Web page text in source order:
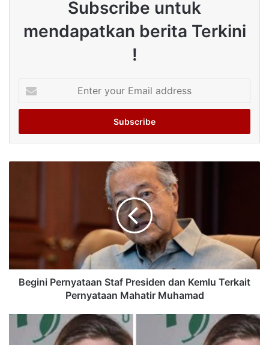
Subscribe untuk
mendapatkan berita Terkini
!
your
Email
Begini Pernyataan Staf Presiden dan Kemlu Terkait
Pernyataan Mahatir Muhamad